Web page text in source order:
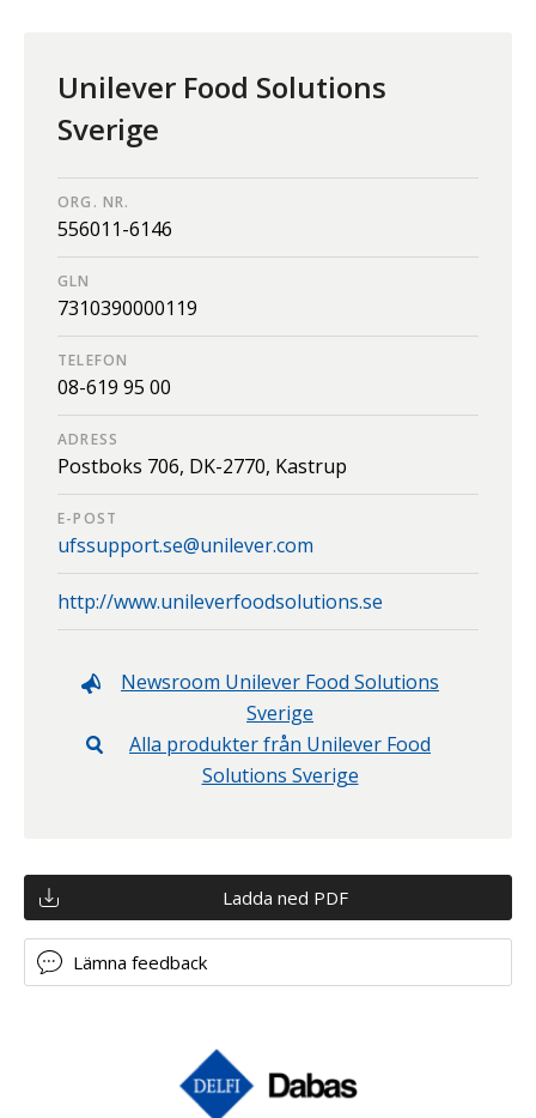
Unilever Food Solutions
Sverige
ORG. NR.
556011-6146
GLN
7310390000119
TELEFON
08-619 95 00
ADRESS
Postboks 706, DK-2770, Kastrup
E-POST
ufssupport.se@unilever.com
http://www.unileverfoodsolutions.se
Newsroom Unilever Food Solutions
Sverige
Alla produkter från Unilever Food
Solutions Sverige
Ladda ned PDF
Lämna feedback